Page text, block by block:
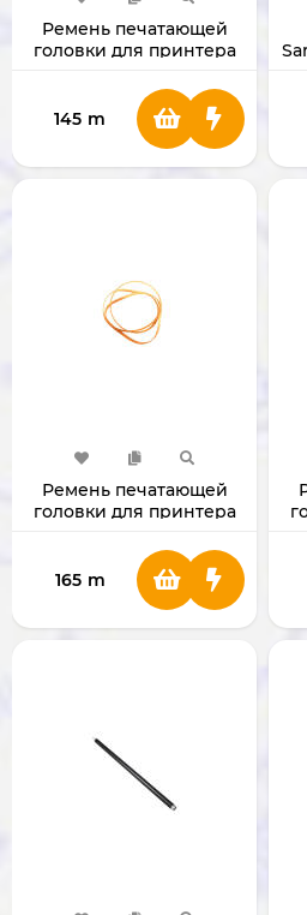
Ремень печатающей
головки для принтера
145 m
Ремень печатающей
головки для принтера
165 m